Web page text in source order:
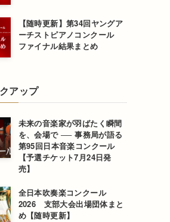
【随時更新】第34回ヤングア
ーチストピアノコンクール
ファイナル結果まとめ
アップ
未来の音楽家が羽ばたく瞬間
を、会場で ── 事務局が語る
第95回日本音楽コンクール
【予選チケット7月24日発
売】
全日本吹奏楽コンクール
2026 支部大会出場団体まと
め【随時更新】